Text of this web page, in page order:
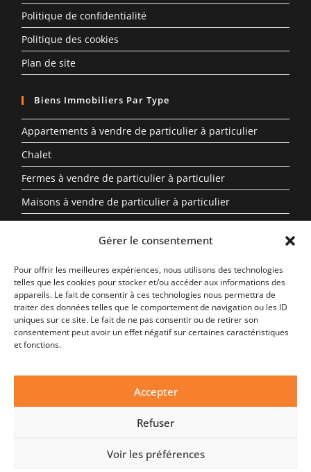
Gérer le consentement
Pour offrir les meilleures expériences, nous utilisons des technologies
telles que les cookies pour stocker et/ou accéder aux informations des
appareils. Le fait de consentir à ces technologies nous permettra de
traiter des données telles que le comportement de navigation ou les ID
uniques sur ce site. Le fait de ne pas consentir ou de retirer son
consentement peut avoir un effet négatif sur certaines caractéristiques
et fonctions.
Accepter
Refuser
Voir les préférences
Politique de confidentialité
Politique des cookies
Plan de site
Biens Immobiliers Par Type
Appartements à vendre de particulier à particulier
Chalet
Fermes à vendre de particulier à particulier
Maisons à vendre de particulier à particulier
Biens Immobiliers Par Région
Auvergne-Rhône-Alpes
Centre-Val de Loire
Occitanie
Nouvelle-Aquitaine